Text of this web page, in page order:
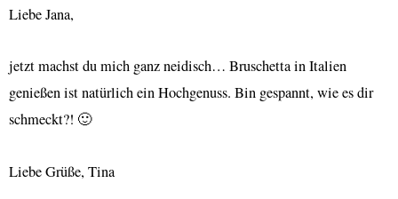
Liebe Jana,
jetzt machst du mich ganz neidisch… Bruschetta in Italien
genießen ist natürlich ein Hochgenuss. Bin gespannt, wie es dir
schmeckt?! 🙂
Liebe Grüße, Tina